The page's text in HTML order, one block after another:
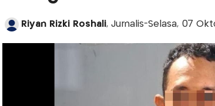
Riyan Rizki Roshali, Jurnalis-Selasa, 07